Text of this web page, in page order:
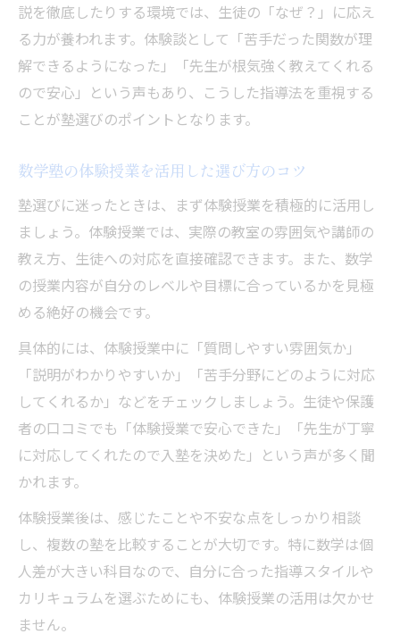
塾の定期テスト対策で成果を実感するコツ
家庭学習と塾の併用が数学成績に効果的な
訳
塾の先生との連携で目標達成をサポート
説を徹底したりする環境では、生徒の「なぜ？」に応え
る力が養われます。体験談として「苦手だった関数が理
解できるようになった」「先生が根気強く教えてくれる
ので安心」という声もあり、こうした指導法を重視する
ことが塾選びのポイントとなります。
数学塾の体験授業を活用した選び方のコツ
塾選びに迷ったときは、まず体験授業を積極的に活用し
ましょう。体験授業では、実際の教室の雰囲気や講師の
教え方、生徒への対応を直接確認できます。また、数学
の授業内容が自分のレベルや目標に合っているかを見極
める絶好の機会です。
具体的には、体験授業中に「質問しやすい雰囲気か」
「説明がわかりやすいか」「苦手分野にどのように対応
してくれるか」などをチェックしましょう。生徒や保護
者の口コミでも「体験授業で安心できた」「先生が丁寧
に対応してくれたので入塾を決めた」という声が多く聞
かれます。
体験授業後は、感じたことや不安な点をしっかり相談
し、複数の塾を比較することが大切です。特に数学は個
人差が大きい科目なので、自分に合った指導スタイルや
カリキュラムを選ぶためにも、体験授業の活用は欠かせ
ません。